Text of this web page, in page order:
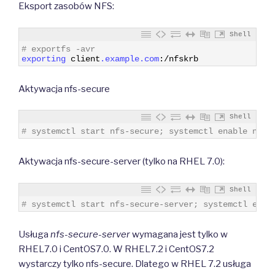
Eksport zasobów NFS:
Shell
# exportfs -avr
exporting client .example.com: /nfskrb
Aktywacja nfs-secure
Shell
# systemctl start nfs-secure; systemctl enable nfs-
Aktywacja nfs-secure-server (tylko na RHEL 7.0):
Shell
# systemctl start nfs-secure-server; systemctl
Usługa nfs-secure-serverwymagana jest tylko w
RHEL7.0 i CentOS7.0. W RHEL7.2 i CentOS7.2
wystarczy tylko nfs-secure. Dlatego w RHEL 7.2 usługa